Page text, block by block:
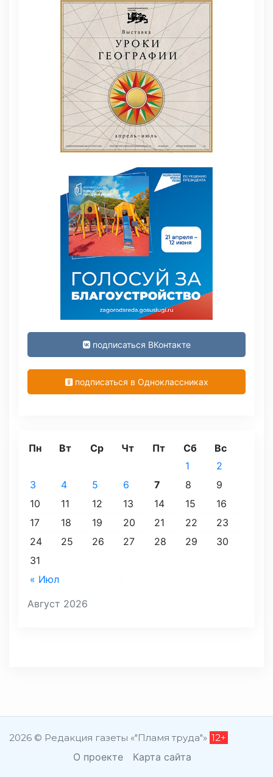
подписаться ВКонтакте
подписаться в Одноклассниках
Август 2026
Пн Вт Ср Чт Пт Сб Вс
« Июл
1
2
3
4 5 6 7 8
9
10
11 12 13 14 15
16
17
18 19 20 21 22
23
24
25 26 27 28 29
30
31
2026 © Редакция газеты «"Пламя труда"» 12+
О проекте Карта сайта